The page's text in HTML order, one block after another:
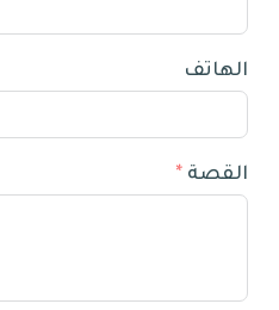
الهاتف
القصة